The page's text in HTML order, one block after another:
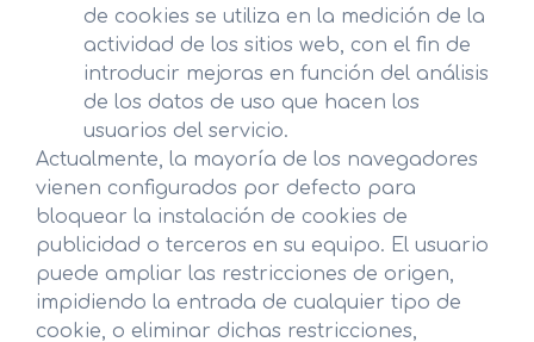
de cookies se utiliza en la medición de la
actividad de los sitios web, con el fin de
introducir mejoras en función del análisis
de los datos de uso que hacen los
usuarios del servicio.
Actualmente, la mayoría de los navegadores
vienen configurados por defecto para
bloquear la instalación de cookies de
publicidad o terceros en su equipo. El usuario
puede ampliar las restricciones de origen,
impidiendo la entrada de cualquier tipo de
cookie, o eliminar dichas restricciones,